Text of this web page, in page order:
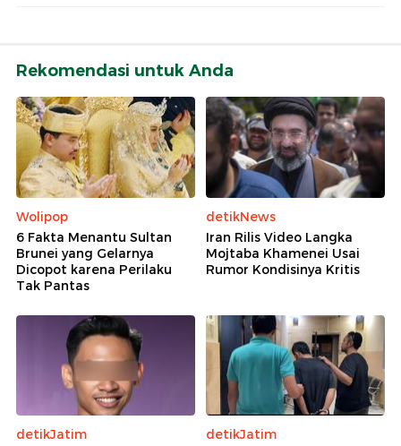
Rekomendasi untuk Anda
Wolipop
6 Fakta Menantu Sultan
Brunei yang Gelarnya
Dicopot karena Perilaku
Tak Pantas
detikNews
Iran Rilis Video Langka
Mojtaba Khamenei Usai
Rumor Kondisinya Kritis
detikJatim
detikJatim